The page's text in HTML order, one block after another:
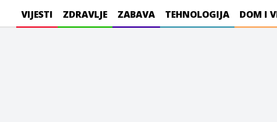
VIJESTI ZDRAVLJE ZABAVA TEHNOLOGIJA DOM I